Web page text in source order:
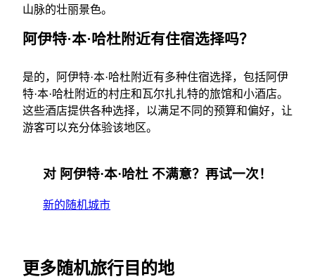
山脉的壮丽景色。
阿伊特·本·哈杜附近有住宿选择吗？
是的，阿伊特·本·哈杜附近有多种住宿选择，包括阿伊
特·本·哈杜附近的村庄和瓦尔扎扎特的旅馆和小酒店。
这些酒店提供各种选择，以满足不同的预算和偏好，让
游客可以充分体验该地区。
对 阿伊特·本·哈杜 不满意？再试一次！
新的随机城市
更多随机旅行目的地